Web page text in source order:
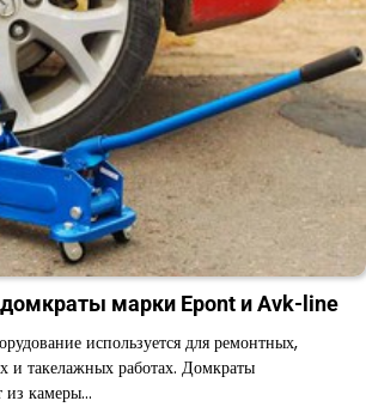
марки Epont и Avk-line
используется для ремонтных,
и такелажных работах. Домкраты
из камеры…